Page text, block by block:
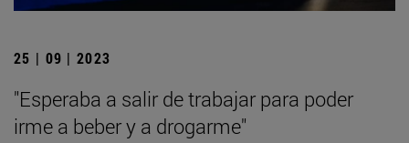
25 | 09 | 2023
"Esperaba a salir de trabajar para poder
irme a beber y a drogarme"